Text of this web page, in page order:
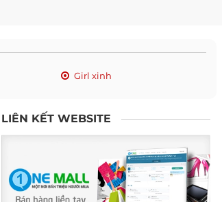
Girl xinh
LIÊN KẾT WEBSITE